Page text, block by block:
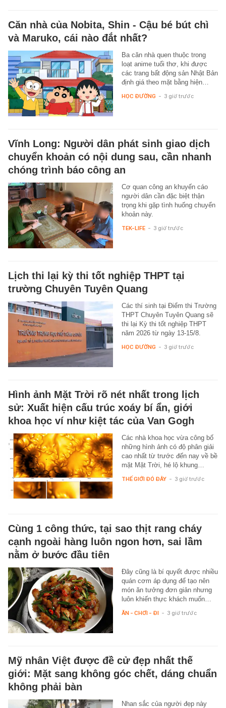
Căn nhà của Nobita, Shin - Cậu bé bút chì
và Maruko, cái nào đắt nhất?
Ba căn nhà quen thuộc trong
loạt anime tuổi thơ, khi được
các trang bất động sản Nhật Bản
định giá theo mặt bằng hiện…
HỌC ĐƯỜNG - 3 giờ trước
Vĩnh Long: Người dân phát sinh giao dịch
chuyển khoản có nội dung sau, cần nhanh
chóng trình báo công an
Cơ quan công an khuyến cáo
người dân cần đặc biệt thận
trọng khi gặp tình huống chuyển
khoản này.
TEK-LIFE - 3 giờ trước
Lịch thi lại kỳ thi tốt nghiệp THPT tại
trường Chuyên Tuyên Quang
Các thí sinh tại Điểm thi Trường
THPT Chuyên Tuyên Quang sẽ
thi lại Kỳ thi tốt nghiệp THPT
năm 2026 từ ngày 13-15/8.
HỌC ĐƯỜNG - 3 giờ trước
Hình ảnh Mặt Trời rõ nét nhất trong lịch
sử: Xuất hiện cấu trúc xoáy bí ẩn, giới
khoa học ví như kiệt tác của Van Gogh
Các nhà khoa học vừa công bố
những hình ảnh có độ phân giải
cao nhất từ trước đến nay về bề
mặt Mặt Trời, hé lộ khung…
THẾ GIỚI ĐÓ ĐÂY - 3 giờ trước
Cùng 1 công thức, tại sao thịt rang cháy
cạnh ngoài hàng luôn ngon hơn, sai lầm
nằm ở bước đầu tiên
Đây cũng là bí quyết được nhiều
quán cơm áp dụng để tạo nên
món ăn tưởng đơn giản nhưng
luôn khiến thực khách muốn…
ĂN - CHƠI - ĐI - 3 giờ trước
Mỹ nhân Việt được đề cử đẹp nhất thế
giới: Mặt sang không góc chết, dáng chuẩn
không phải bàn
Nhan sắc của người đẹp này